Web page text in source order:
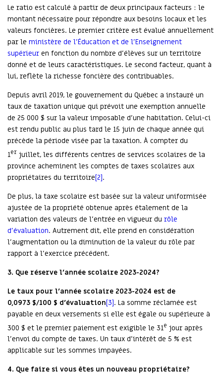
Le ratio est calculé à partir de deux principaux facteurs : le
montant nécessaire pour répondre aux besoins locaux et les
valeurs foncières. Le premier critère est évalué annuellement
par le ministère de l’Éducation et de l’Enseignement
supérieur en fonction du nombre d’élèves sur un territoire
donné et de leurs caractéristiques. Le second facteur, quant à
lui, reflète la richesse foncière des contribuables.
Depuis avril 2019, le gouvernement du Québec a instauré un
taux de taxation unique qui prévoit une exemption annuelle
de 25 000 $ sur la valeur imposable d’une habitation. Celui-ci
est rendu public au plus tard le 15 juin de chaque année qui
précède la période visée par la taxation. À compter du
1er juillet, les différents centres de services scolaires de la
province acheminent les comptes de taxes scolaires aux
propriétaires du territoire[2].
De plus, la taxe scolaire est basée sur la valeur uniformisée
ajustée de la propriété obtenue après étalement de la
variation des valeurs de l’entrée en vigueur du rôle
d’évaluation. Autrement dit, elle prend en considération
l’augmentation ou la diminution de la valeur du rôle par
rapport à l’exercice précédent.
3. Que réserve l’année scolaire 2023-2024?
Le taux pour l’année scolaire 2023-2024 est de
0,0973 $/100 $ d’évaluation[3]. La somme réclamée est
payable en deux versements si elle est égale ou supérieure à
300 $ et le premier paiement est exigible le 31e jour après
l’envoi du compte de taxes. Un taux d’intérêt de 5 % est
applicable sur les sommes impayées.
4. Que faire si vous êtes un nouveau propriétaire?